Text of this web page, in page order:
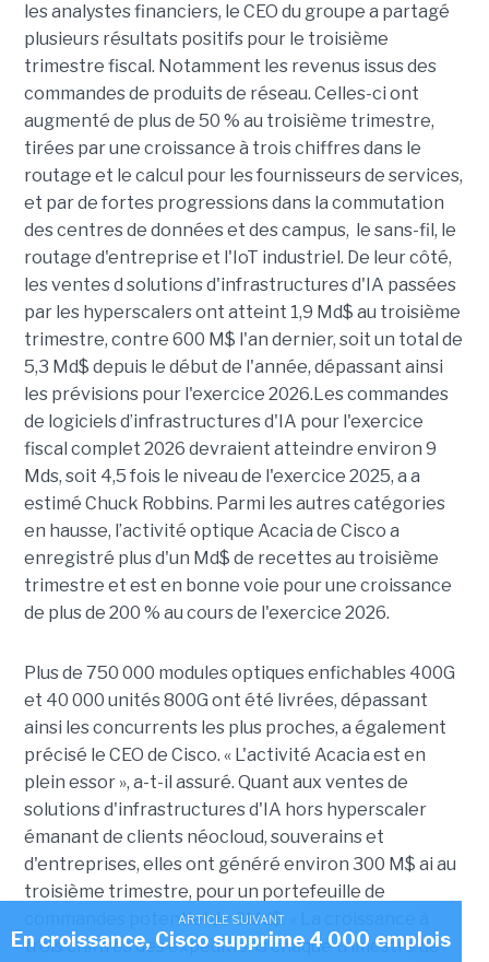
ARTICLE SUIVANT
En croissance, Cisco supprime 4 000 emplois
les analystes financiers, le CEO du groupe a partagé
plusieurs résultats positifs pour le troisième
trimestre fiscal. Notamment les revenus issus des
commandes de produits de réseau. Celles-ci ont
augmenté de plus de 50 % au troisième trimestre,
tirées par une croissance à trois chiffres dans le
routage et le calcul pour les fournisseurs de services,
et par de fortes progressions dans la commutation
des centres de données et des campus, le sans-fil, le
routage d'entreprise et l'IoT industriel. De leur côté,
les ventes d solutions d'infrastructures d'IA passées
par les hyperscalers ont atteint 1,9 Md$ au troisième
trimestre, contre 600 M$ l'an dernier, soit un total de
5,3 Md$ depuis le début de l'année, dépassant ainsi
les prévisions pour l'exercice 2026.Les commandes
de logiciels d’infrastructures d'IA pour l'exercice
fiscal complet 2026 devraient atteindre environ 9
Mds, soit 4,5 fois le niveau de l'exercice 2025, a a
estimé Chuck Robbins. Parmi les autres catégories
en hausse, l’activité optique Acacia de Cisco a
enregistré plus d'un Md$ de recettes au troisième
trimestre et est en bonne voie pour une croissance
de plus de 200 % au cours de l'exercice 2026.
Plus de 750 000 modules optiques enfichables 400G
et 40 000 unités 800G ont été livrées, dépassant
ainsi les concurrents les plus proches, a également
précisé le CEO de Cisco. « L'activité Acacia est en
plein essor », a-t-il assuré. Quant aux ventes de
solutions d'infrastructures d'IA hors hyperscaler
émanant de clients néocloud, souverains et
d'entreprises, elles ont généré environ 300 M$ ai au
troisième trimestre, pour un portefeuille de
commandes potentiel de 3Md$. « La croissance à
trois chiffres des expéditions chaque trimestre de